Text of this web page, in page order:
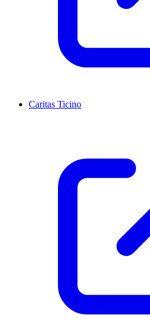
Caritas Ticino